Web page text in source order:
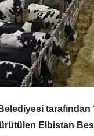
tarafından
Elbistan